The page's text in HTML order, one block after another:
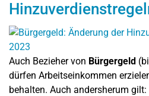
Auch Bezieher von Bürgergeld
dürfen Arbeitseinkommen
behalten. Auch andersherum